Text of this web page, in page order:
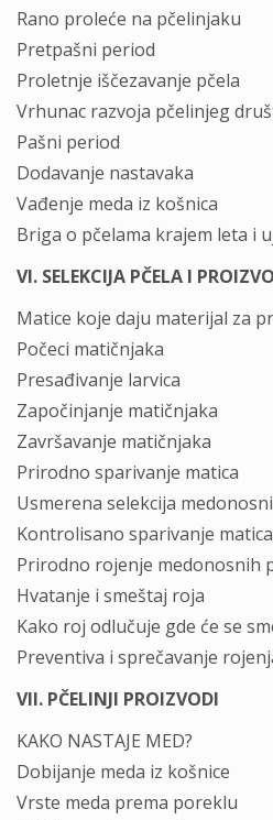
Rano proleće na pčelinjaku
Pretpašni period
Proletnje iščezavanje pčela
Vrhunac razvoja pčelinjeg
Pašni period
Dodavanje nastavaka
Vađenje meda iz košnica
Briga o pčelama krajem leta i
VI. SELEKCIJA PČELA I
Matice koje daju materijal za
Počeci matičnjaka
Presađivanje larvica
Započinjanje matičnjaka
Završavanje matičnjaka
Prirodno sparivanje matica
Usmerena selekcija
Kontrolisano sparivanje matica
Prirodno rojenje medonosnih
Hvatanje i smeštaj roja
Kako roj odlučuje gde će se
Preventiva i sprečavanje
VII. PČELINJI PROIZVODI
KAKO NASTAJE MED?
Dobijanje meda iz košnice
Vrste meda prema poreklu